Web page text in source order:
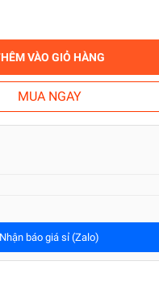
VÀO GIỎ HÀNG
MUA NGAY
Nhận báo giá sỉ (Zalo)